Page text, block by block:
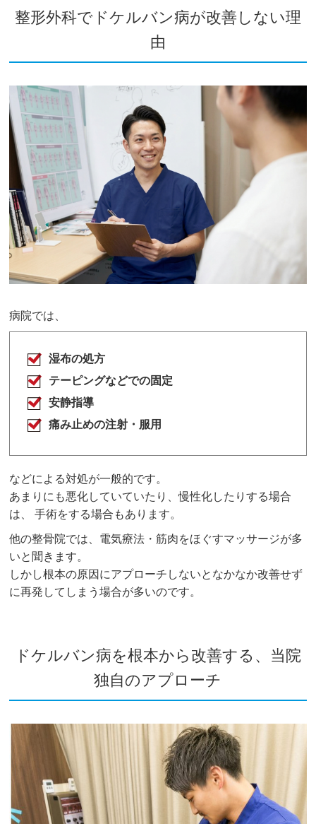
整形外科でドケルバン病が改善しない理
由
病院では、
湿布の処方
テーピングなどでの固定
安静指導
痛み止めの注射・服用
などによる対処が一般的です。
あまりにも悪化していていたり、慢性化したりする場合
は、 手術をする場合もあります。
他の整骨院では、電気療法・筋肉をほぐすマッサージが多
いと聞きます。
しかし根本の原因にアプローチしないとなかなか改善せず
に再発してしまう場合が多いのです。
ドケルバン病を根本から改善する、当院
独自のアプローチ